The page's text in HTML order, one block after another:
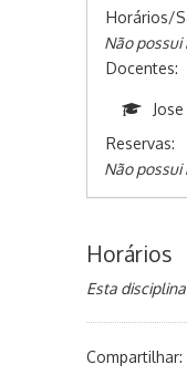
Horários/
Não
Docentes:
Reservas:
Não possui
Horários
Esta
Compartilhar: